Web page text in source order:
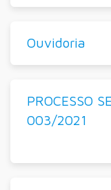
Ouvidoria
PROCESSO
003/2021